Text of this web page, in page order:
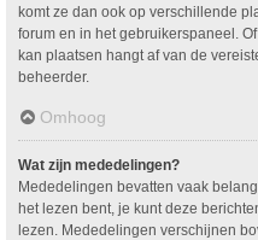
komt ze dan ook op verschillende
forum en in het gebruikerspaneel.
kan plaatsen hangt af van de
beheerder.
Omhoog
Wat zijn mededelingen?
Mededelingen bevatten vaak
het lezen bent, je kunt deze
lezen. Mededelingen verschijnen